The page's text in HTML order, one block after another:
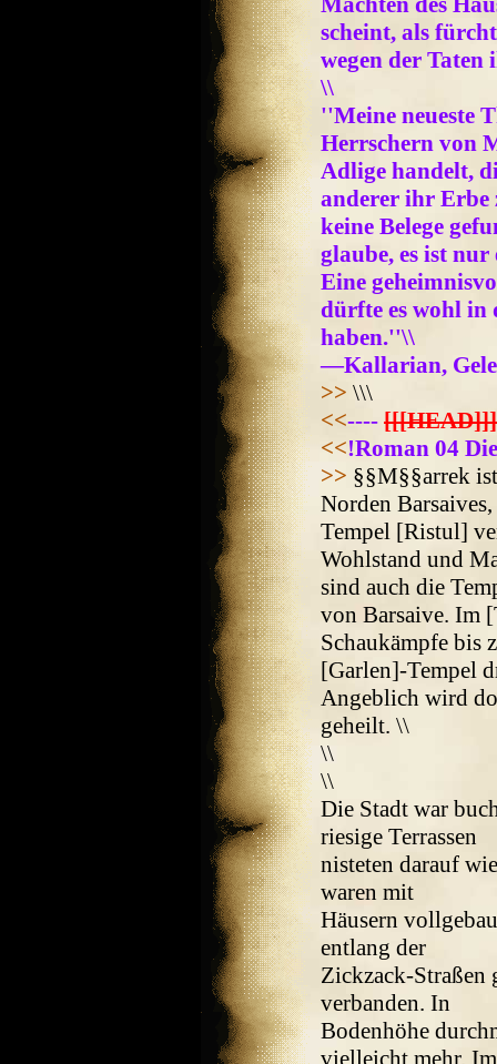
scheint, als
wegen der Taten
\\
''Meine neueste
Herrschern von
Adlige handelt,
anderer ihr Erbe
keine Belege
glaube, es ist nur
Eine
dürfte es wohl in
haben.''\\
—Kallarian,
>> \\\
<<---- [[[HEAD]]]
<<!Roman 04
>> §§M§§arrek
Norden
Tempel [Ristul]
Wohlstand und
sind auch die
von Barsaive. Im
Schaukämpfe bis
[Garlen]-Tempel
Angeblich wird
geheilt. \\
\\
\\
Die Stadt war
riesige Terrassen
nisteten darauf
waren mit
Häusern
entlang der
Zickzack-Straßen
verbanden. In
Bodenhöhe
vielleicht mehr. Im